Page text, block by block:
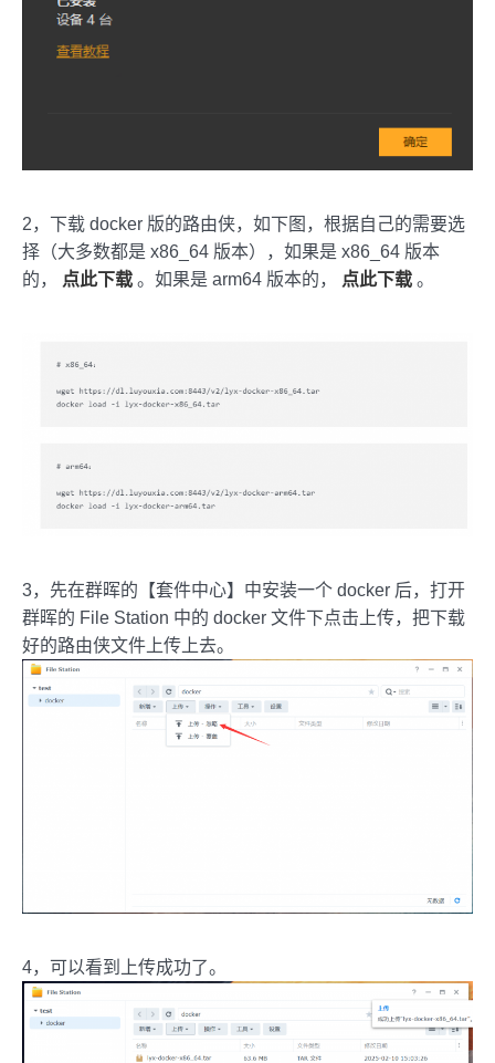
2，下载 docker 版的路由侠，如下图，根据自己的需要选
择（大多数都是 x86_64 版本），如果是 x86_64 版本
的，
点此下载 。如果是 arm64 版本的， 点此下载 。
3，先在群晖的【套件中心】中安装一个 docker 后，打开
群晖的 File Station 中的 docker 文件下点击上传，把下载
好的路由侠文件上传上去。
4，可以看到上传成功了。